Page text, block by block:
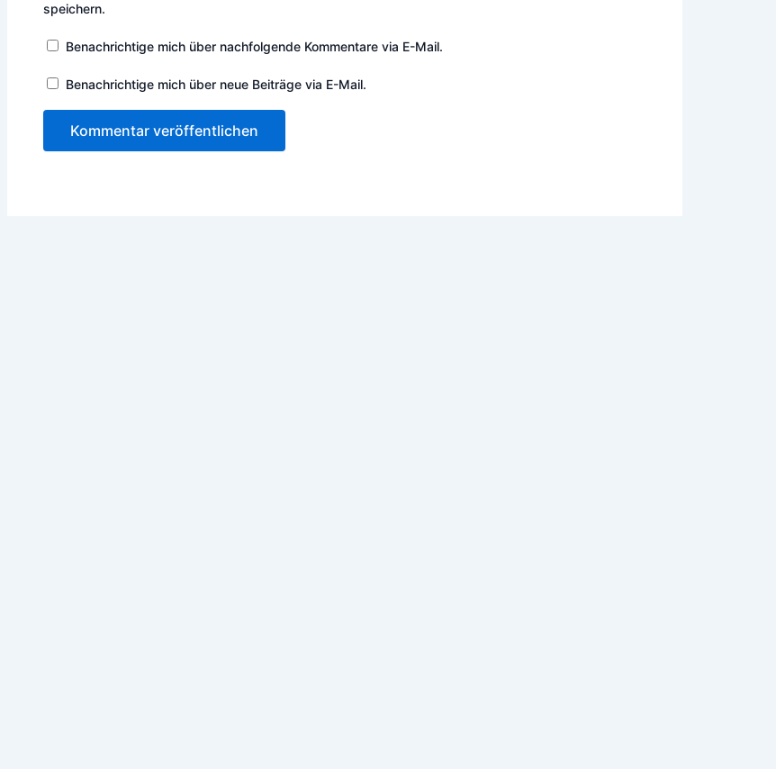
speichern.
Benachrichtige mich über nachfolgende Kommentare via E-Mail.
Benachrichtige mich über neue Beiträge via E-Mail.